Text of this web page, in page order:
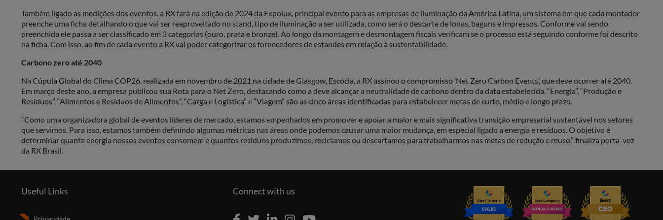
Também ligado as medições dos eventos, a RX fará na edição de 2024 da Expolux, principal evento para as empresas de iluminação da América Latina, um sistema em que cada montador
preenche uma ficha detalhando o que vai ser reaproveitado no stand, tipo de iluminação a ser utilizada, como será o descarte de lonas, baguns e impressos. Conforme vai sendo
preenchida ele passa a ser classificado em 3 categorias (ouro, prata e bronze). Ao longo da montagem e desmontagem fiscais verificam se o processo está seguindo conforme foi descrito
na ficha. Com isso, ao fim de cada evento a RX vai poder categorizar os fornecedores de estandes em relação à sustentabilidade.
Carbono zero até 2040
Na Cúpula Global do Clima COP26, realizada em novembro de 2021 na cidade de Glasgow, Escócia, a RX assinou o compromisso ‘Net Zero Carbon Events’, que deve ocorrer até 2040.
Em março deste ano, a empresa publicou sua Rota para o Net Zero, destacando como a deve alcançar a neutralidade de carbono dentro da data estabelecida. “Energia”, “Produção e
Resíduos”, “Alimentos e Resíduos de Alimentos”, “Carga e Logística” e “Viagem” são as cinco áreas identificadas para estabelecer metas de curto, médio e longo prazo.
“Como uma organizadora global de eventos líderes de mercado, estamos empenhados em promover e apoiar a maior e mais significativa transição empresarial sustentável nos setores
que servimos. Para isso, estamos também definindo algumas métricas nas áreas onde podemos causar uma maior mudança, em especial ligado a energia e resíduos. O objetivo é
determinar quanta energia nossos eventos consomem e quantos resíduos produzimos, reciclamos ou descartamos para trabalharmos nas metas de redução e reuso,” finaliza porta-voz
da RX Brasil.
Useful Links Connect with us